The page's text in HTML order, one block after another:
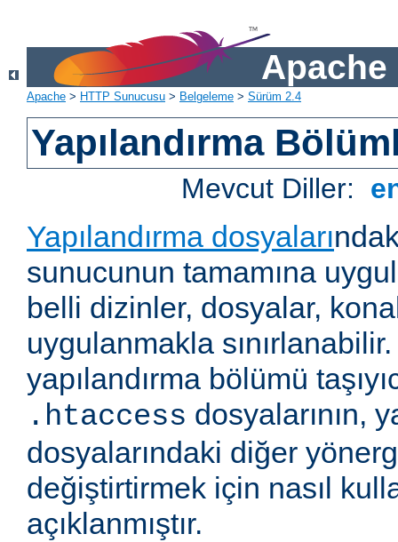
Apache
Apache > HTTP Sunucusu > Belgeleme > Sürüm 2.4
Yapılandırma
Mevcut Diller:
Yapılandırma dosyaları
sunucunun tamamına
belli dizinler, dosyalar,
uygulanmakla
yapılandırma bölümü
.htaccess dosyalarının,
dosyalarındaki diğer
değiştirtirmek için nasıl
açıklanmıştır.